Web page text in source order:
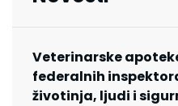
Veterinarske
federalnih
životinja, ljudi i